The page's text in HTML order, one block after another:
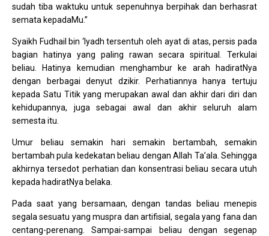
sudah tiba waktuku untuk sepenuhnya berpihak dan berhasrat
semata kepadaMu.”
Syaikh Fudhail bin ‘Iyadh tersentuh oleh ayat di atas, persis pada
bagian hatinya yang paling rawan secara spiritual. Terkulai
beliau. Hatinya kemudian menghambur ke arah hadiratNya
dengan berbagai denyut dzikir. Perhatiannya hanya tertuju
kepada Satu Titik yang merupakan awal dan akhir dari diri dan
kehidupannya, juga sebagai awal dan akhir seluruh alam
semesta itu.
Umur beliau semakin hari semakin bertambah, semakin
bertambah pula kedekatan beliau dengan Allah Ta’ala. Sehingga
akhirnya tersedot perhatian dan konsentrasi beliau secara utuh
kepada hadiratNya belaka.
Pada saat yang bersamaan, dengan tandas beliau menepis
segala sesuatu yang muspra dan artifisial, segala yang fana dan
centang-perenang. Sampai-sampai beliau dengan segenap